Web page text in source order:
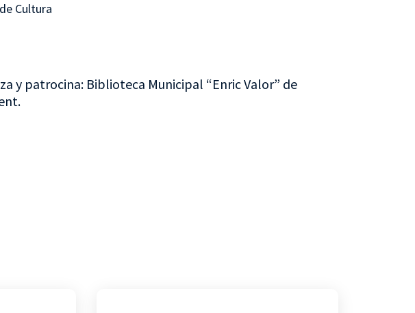
Cultura
y patrocina: Biblioteca Municipal “Enric Valor” de